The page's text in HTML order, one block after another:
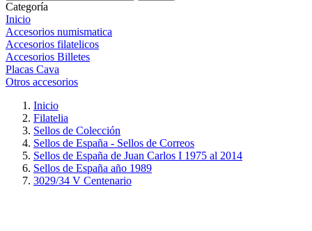
Categoría
Inicio
Accesorios numismatica
Accesorios filatelicos
Accesorios Billetes
Placas Cava
Otros accesorios
Inicio
Filatelia
Sellos de Colección
Sellos de España - Sellos de Correos
Sellos de España de Juan Carlos I 1975 al 2014
Sellos de España año 1989
3029/34 V Centenario